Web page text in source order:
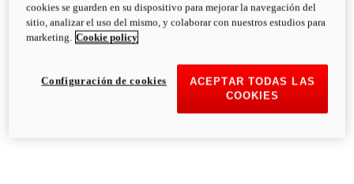
cookies se guarden en su dispositivo para mejorar la navegación del
sitio, analizar el uso del mismo, y colaborar con nuestros estudios para
marketing. Cookie policy
ACEPTAR TODAS LAS
COOKIES
Configuración de cookies